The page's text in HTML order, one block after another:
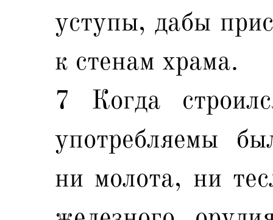
уступы, дабы
к стенам храма.
7 Когда
употребляемы
ни молота, ни